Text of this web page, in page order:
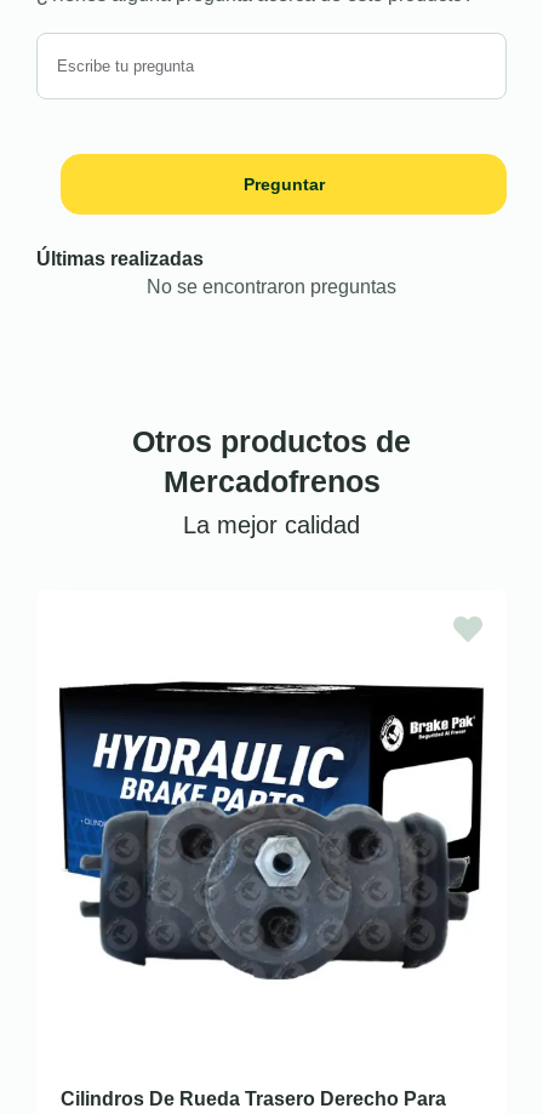
Preguntar
Últimas realizadas
No se encontraron preguntas
Otros productos de
Mercadofrenos
La mejor calidad
Cilindros De Rueda Trasero Derecho Para